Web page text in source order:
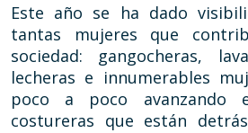
Este año se ha dado
tantas mujeres que
sociedad: gangocheras,
lecheras e innumerables
poco a poco avanzando
costureras que están